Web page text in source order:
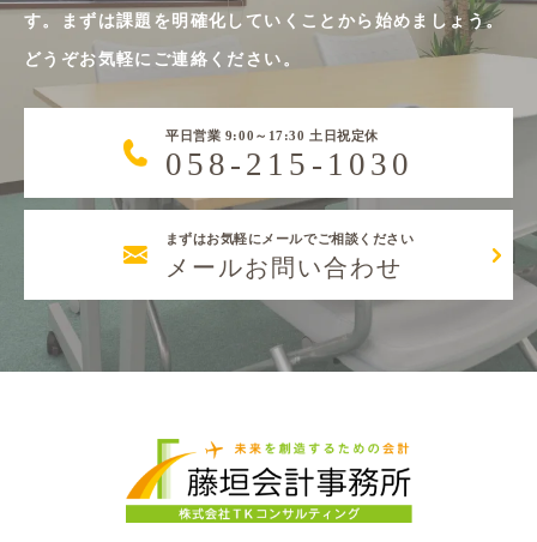
す。まずは課題を明確化していくことから始めましょう。
どうぞお気軽にご連絡ください。
平日営業 9:00～17:30 土日祝定休
058-215-1030
まずはお気軽にメールでご相談ください
メールお問い合わせ